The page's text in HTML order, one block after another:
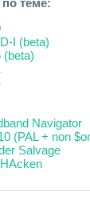
теме:
I (beta)
(beta)
Navigator
(PAL + non
Salvage